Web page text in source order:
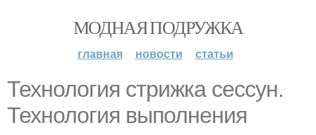
МОДНАЯ ПОДРУЖКА
главная новости статьи
Технология стрижка сессун.
Технология выполнения